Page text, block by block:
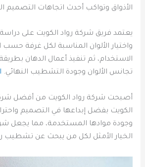
الأذواق وتواكب أحدث اتجاهات التصميم
يعتمد فريق شركة رواد الكويت على
واختيار الألوان المناسبة لكل غرفة
الاستخدام، ثم تنفيذ أعمال الدهان
تجانس الألوان وجودة التشطيب النهائي.
أصبحت شركة رواد الكويت من أفضل
الكويت بفضل إبداعها في التصميم
وجودة موادها المستخدمة، مما يجعل
الخيار الأمثل لكل من يبحث عن تشطيب